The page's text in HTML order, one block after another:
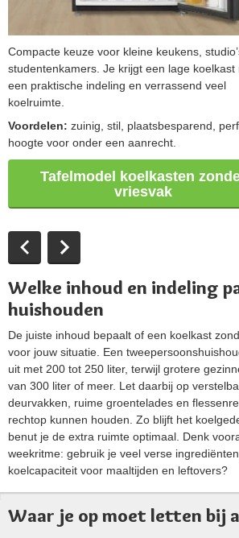
Compacte keuze voor kleine keukens,
studentenkamers. Je krijgt een lage koelkast
een praktische indeling en verrassend veel
koelruimte.
Voordelen: zuinig, stil, plaatsbesparend,
hoogte voor onder een aanrecht.
Tafelmodel koelkasten
vriesvak
Welke inhoud en indeling
huishouden
De juiste inhoud bepaalt of een koelkast
voor jouw situatie. Een
uit met 200 tot 250 liter, terwijl grotere
van 300 liter of meer. Let daarbij op
deurvakken, ruime groentelades en
rechtop kunnen houden. Zo blijft het
benut je de extra ruimte optimaal. Denk
weekritme: gebruik je veel verse
koelcapaciteit voor maaltijden en leftovers?
Waar je op moet letten bij